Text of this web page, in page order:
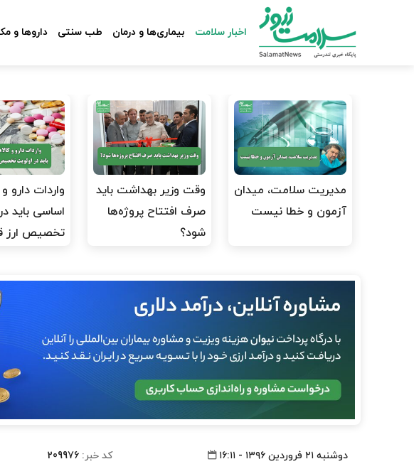
اخبار سلامت بیماری‌ها و درمان طب سنتی داروها و
مدیریت سلامت، میدان
آزمون و خطا نیست
وقت وزیر بهداشت باید
صرف افتتاح پروژه‌ها
شود؟
واردات دارو
اساسی باید
تخصیص ارز
دوشنبه ۲۱ فروردین ۱۳۹۶ - ۱۶:۱۱ کد خبر:209976